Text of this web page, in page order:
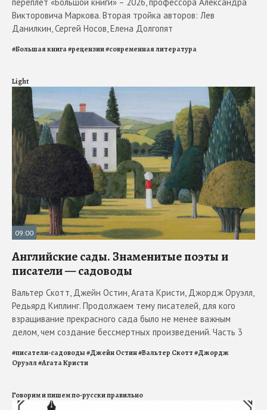
Викторовича Маркова. Вторая тройка авторов: Лев
Данилкин, Сергей Носов, Елена Долгопят
#Большая книга#рецензии#современная литература
Light
09:00
Английские сады. Знаменитые поэты и
писатели — садоводы
Вальтер Скотт, Джейн Остин, Агата Кристи, Джордж Оруэлл,
Редьярд Киплинг. Продолжаем тему писателей, для кого
взращивание прекрасного сада было не менее важным
делом, чем создание бессмертных произведений. Часть 3
#писатели-садоводы#Джейн Остин#Вальтер Скотт#Джордж
Оруэлл#Агата Кристи
Говорим и пишем по-русски правильно